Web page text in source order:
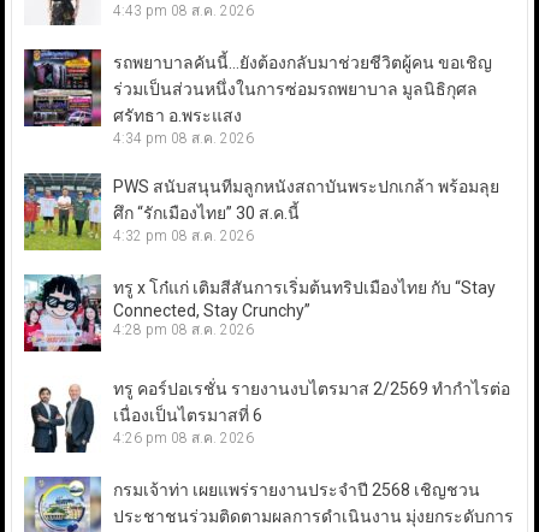
4:43 pm 08 ส.ค. 2026
รถพยาบาลคันนี้…ยังต้องกลับมาช่วยชีวิตผู้คน ขอเชิญ
ร่วมเป็นส่วนหนึ่งในการซ่อมรถพยาบาล มูลนิธิกุศล
ศรัทธา อ.พระแสง
4:34 pm 08 ส.ค. 2026
PWS สนับสนุนทีมลูกหนังสถาบันพระปกเกล้า พร้อมลุย
ศึก “รักเมืองไทย” 30 ส.ค.นี้
4:32 pm 08 ส.ค. 2026
ทรู x โก๋แก่ เติมสีสันการเริ่มต้นทริปเมืองไทย กับ “Stay
Connected, Stay Crunchy”
4:28 pm 08 ส.ค. 2026
ทรู คอร์ปอเรชั่น รายงานงบไตรมาส 2/2569 ทำกำไรต่อ
เนื่องเป็นไตรมาสที่ 6
4:26 pm 08 ส.ค. 2026
กรมเจ้าท่า เผยแพร่รายงานประจำปี 2568 เชิญชวน
ประชาชนร่วมติดตามผลการดำเนินงาน มุ่งยกระดับการ